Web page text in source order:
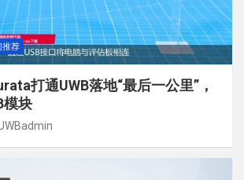
推荐
打通UWB落地“最后一公里”，
模块